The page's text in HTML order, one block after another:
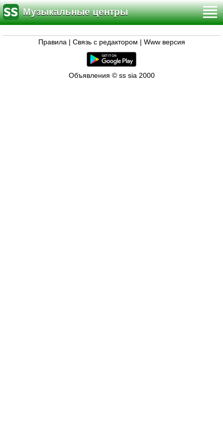
Музыкальные центры
Правила Связь с редактором Www версия
Объявления © ss sia 2000